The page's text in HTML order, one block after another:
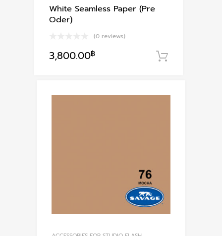
White Seamless Paper (Pre
Oder)
(0 reviews)
3,800.00฿